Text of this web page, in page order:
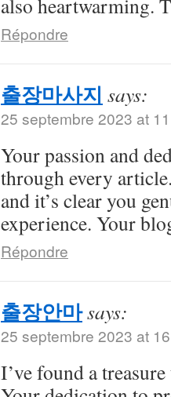
also heartwarming.
Répondre
출장마사지 says:
25 septembre 2023 at
Your passion and
through every
and it’s clear you
experience. Your
Répondre
출장안마says:
25 septembre 2023 at
I’ve found a